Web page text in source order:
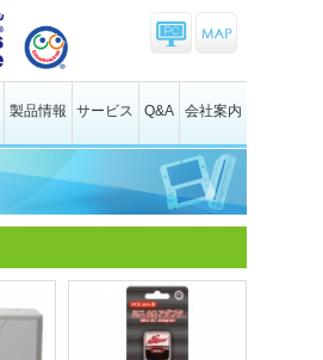
製品情報 サービス Q&A 会社案内